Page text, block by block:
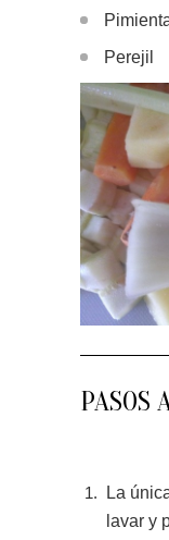
Perejil
PASOS
La
lavar y